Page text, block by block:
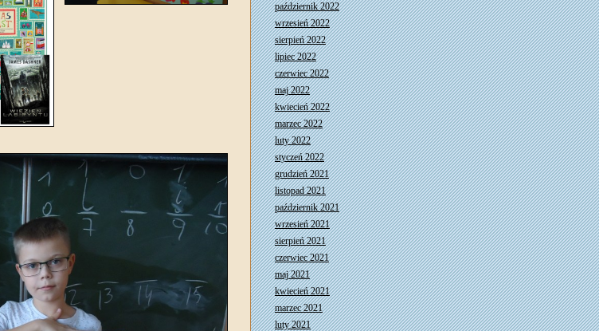
październik 2022
wrzesień 2022
sierpień 2022
lipiec 2022
czerwiec 2022
maj 2022
kwiecień 2022
marzec 2022
luty 2022
styczeń 2022
grudzień 2021
listopad 2021
październik 2021
wrzesień 2021
sierpień 2021
czerwiec 2021
maj 2021
kwiecień 2021
marzec 2021
luty 2021